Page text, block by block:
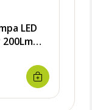
LED